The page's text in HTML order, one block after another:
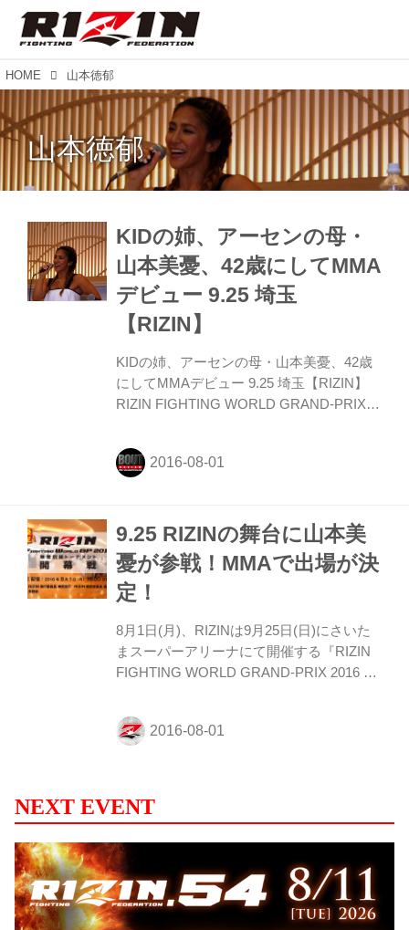
HOME 山本徳郁
山本徳郁
KIDの姉、アーセンの母・
山本美憂、42歳にしてMMA
デビュー 9.25 埼玉
【RIZIN】
KIDの姉、アーセンの母・山本美憂、42歳
にしてMMAデビュー 9.25 埼玉【RIZIN】
RIZIN FIGHTING WORLD GRAND-PRIX
いたま大会)で、山本“KID”徳郁の姉で山本
アーセンの母親の山本美憂のMMAデビュー
9.25 RIZINの舞台に山本美
憂が参戦！MMAで出場が決
定！
8月1日(月)、RIZINは9月25日(日)にさいた
まスーパーアリーナにて開催する『RIZIN
FIGHTING WORLD GRAND-PRIX 2016 無
見を行ない山本美憂のMMA参戦が決定し
た。 RIZIN電撃参戦が決まった美憂は 「ま
くいいチャンスだなと思ったので出ること
を決めました。弟（山本”KID”徳郁）は総合
で出るのにはじめは心配していました。い
まは弟にコーチをしてもらい、息子(山本ア
ーセン)とはチームメイトとして一緒に頑張
っている。山本ファミリー家族一丸と...
NEXT EVENT